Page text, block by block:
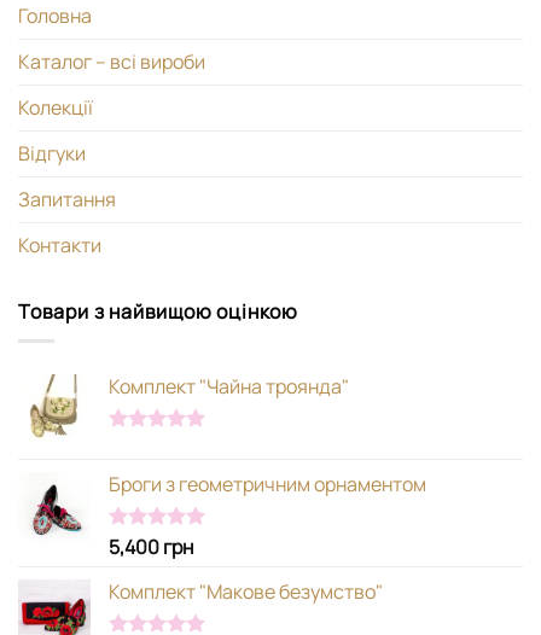
Головна
Каталог – всі вироби
Колекції
Відгуки
Запитання
Контакти
Товари з найвищою оцінкою
Комплект "Чайна троянда"
Броги з геометричним орнаментом
Оцінено в
з 5
5,400грн
Комплект "Макове безумство"